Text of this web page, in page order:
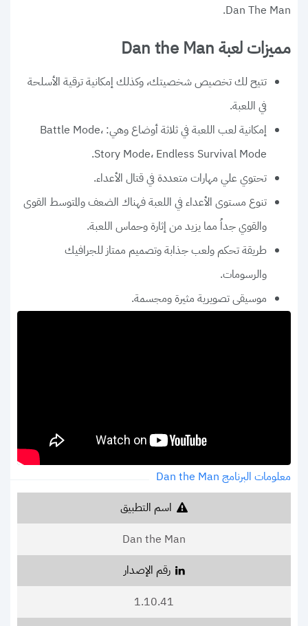
Dan The Man.
مميزات لعبة Dan the Man
تتيح لك تخصيص شخصيتك، وكذلك إمكانية ترقية الأسلحة
في اللعبة.
إمكانية لعب اللعبة في ثلاثة أوضاع وهي: Battle Mode،
Story Mode، Endless Survival Mode.
تحتوي علي مهارات متعددة في قتال الأعداء.
تنوع مستوى الأعداء في اللعبة فهناك الضعف والمتوسط القوى
والقوي جداُ مما يزيد من إثارة وحماس اللعبة.
طريقة تحكم ولعب جذابة وتصميم ممتاز للجرافيك
والرسومات.
موسيقى تصويرية مثيرة ومجسمة.
معلومات البرنامج Dan the Man
اسم التطبيق
Dan the Man
رقم الإصدار
1.10.41